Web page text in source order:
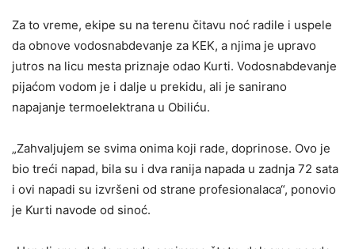
Za to vreme, ekipe su na terenu čitavu noć radile i uspele
da obnove vodosnabdevanje za KEK, a njima je upravo
jutros na licu mesta priznaje odao Kurti. Vodosnabdevanje
pijaćom vodom je i dalje u prekidu, ali je sanirano
napajanje termoelektrana u Obiliću.
„Zahvaljujem se svima onima koji rade, doprinose. Ovo je
bio treći napad, bila su i dva ranija napada u zadnja 72 sata
i ovi napadi su izvršeni od strane profesionalaca“, ponovio
je Kurti navode od sinoć.